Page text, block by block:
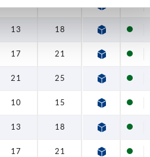
13 18
17 21
21 25
10 15
13 18
17 21